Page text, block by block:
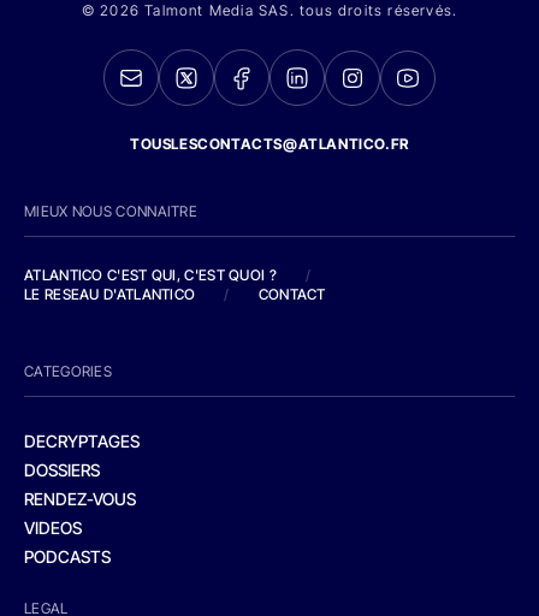
© 2026 Talmont Media SAS. tous droits réservés.
TOUSLESCONTACTS@ATLANTICO.FR
MIEUX NOUS CONNAITRE
ATLANTICO C'EST QUI, C'EST QUOI ?
/
LE RESEAU D'ATLANTICO
/ CONTACT
CATEGORIES
DECRYPTAGES
DOSSIERS
RENDEZ-VOUS
VIDEOS
PODCASTS
LEGAL